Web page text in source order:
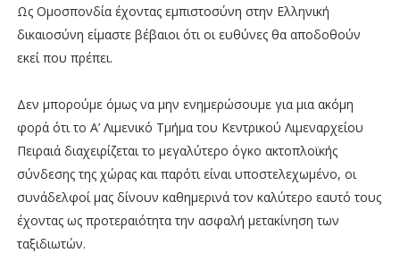
Ως Ομοσπονδία έχοντας εμπιστοσύνη στην Ελληνική
δικαιοσύνη είμαστε βέβαιοι ότι οι ευθύνες θα αποδοθούν
εκεί που πρέπει.
Δεν μπορούμε όμως να μην ενημερώσουμε για μια ακόμη
φορά ότι το Α’ Λιμενικό Τμήμα του Κεντρικού Λιμεναρχείου
Πειραιά διαχειρίζεται το μεγαλύτερο όγκο ακτοπλοϊκής
σύνδεσης της χώρας και παρότι είναι υποστελεχωμένο, οι
συνάδελφοί μας δίνουν καθημερινά τον καλύτερο εαυτό τους
έχοντας ως προτεραιότητα την ασφαλή μετακίνηση των
ταξιδιωτών.